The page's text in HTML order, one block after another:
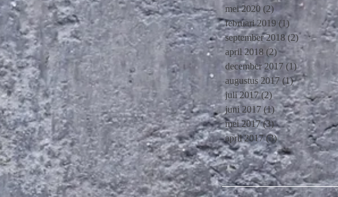
mei 2020 (2)2 posts
februari 2019 (1) 1 post
september 2018 (2)2 posts
april 2018 (2)2 posts
december 2017 (1)1 post
augustus 2017 (1)1 post
juli 2017 (2) 2 posts
juni 2017 (1)1 post
mei 2017 (3)3 posts
april 2017 (3)3 posts